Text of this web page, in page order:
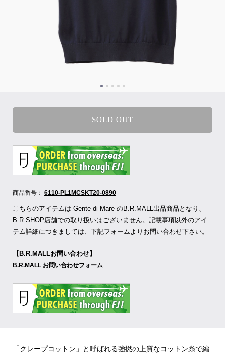
SOLD OUT
商品番号： 6110-PL1MCSKT20-0890
こちらのアイテムは Gente di Mare のB.R.MALL出品商品となり、
B.R.SHOP店舗での取り扱いはございません。記載事項以外のアイ
テム詳細につきましては、下記フォームよりお問い合わせ下さい。
【B.R.MALLお問い合わせ】
B.R.MALL お問い合わせフォーム
「クレープコットン」と呼ばれる強撚の上質なコットン糸で編